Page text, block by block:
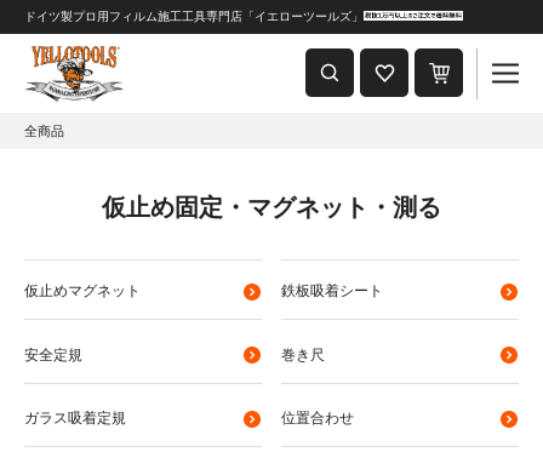
重要なおしらせ
2024年8月1日 価格改定につきまして
ドイツ製プロ用フィルム施工工具専門店「イエローツールズ」
全商品
仮止め固定・マグネット・測る
仮止めマグネット 鉄板吸着シート
安全定規 巻き尺
ガラス吸着定規 位置合わせ